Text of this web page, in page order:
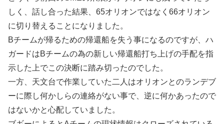
しく、話し合った結果、65オリオンではなく66オリオン
に切り替えることになりました。
Bチームが帰るための帰還船を失う事になるのですが、ハ
ガードはBチームの為の新しい帰還船打ち上げの手配を指
示した上でこの決断に踏み切ったのでした。
一方、天文台で作業していた二人はオリオンとのランデブ
ーに際し何かしらの連絡がない事で、逆に何かあったので
はないかと心配していました。